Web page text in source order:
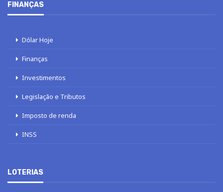
FINANÇAS
Dólar Hoje
Finanças
Investimentos
Legislação e Tributos
Imposto de renda
INSS
LOTERIAS